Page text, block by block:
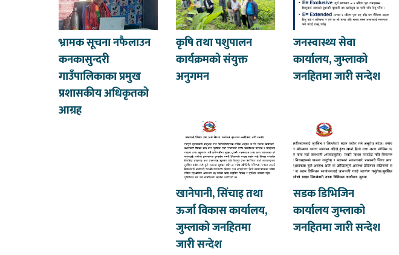
भ्रामक सूचना नफैलाउन
कनकासुन्दरी
गाउँपालिकाका प्रमुख
प्रशासकीय अधिकृतको
आग्रह
कृषि तथा पशुपालन
कार्यक्रमको संयुक्त
अनुगमन
जनस्वास्थ्य सेवा
कार्यालय, जुम्लाको
जनहितमा जारी सन्देश
खानेपानी, सिंचाइ तथा
ऊर्जा विकास कार्यालय,
जुम्लाको जनहितमा
जारी सन्देश
सडक डिभिजिन
कार्यालय जुम्लाको
जनहितमा जारी सन्देश